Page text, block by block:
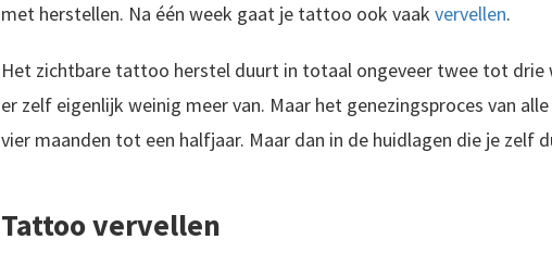
met herstellen. Na één week gaat je tattoo ook vaak vervellen.
Het zichtbare tattoo herstel duurt in totaal ongeveer twee tot drie
er zelf eigenlijk weinig meer van. Maar het genezingsproces van
vier maanden tot een halfjaar. Maar dan in de huidlagen die je zelf
Tattoo vervellen